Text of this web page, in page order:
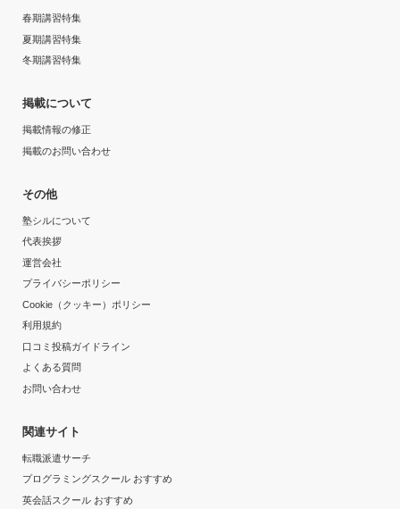
春期講習特集
夏期講習特集
冬期講習特集
掲載について
掲載情報の修正
掲載のお問い合わせ
その他
塾シルについて
代表挨拶
運営会社
プライバシーポリシー
Cookie（クッキー）ポリシー
利用規約
口コミ投稿ガイドライン
よくある質問
お問い合わせ
関連サイト
転職派遣サーチ
プログラミングスクール おすすめ
英会話スクール おすすめ